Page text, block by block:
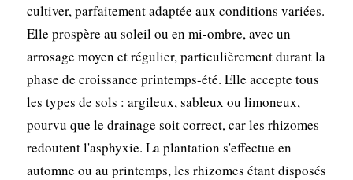
cultiver, parfaitement adaptée aux conditions variées.
Elle prospère au soleil ou en mi-ombre, avec un
arrosage moyen et régulier, particulièrement durant la
phase de croissance printemps-été. Elle accepte tous
les types de sols : argileux, sableux ou limoneux,
pourvu que le drainage soit correct, car les rhizomes
redoutent l'asphyxie. La plantation s'effectue en
automne ou au printemps, les rhizomes étant disposés